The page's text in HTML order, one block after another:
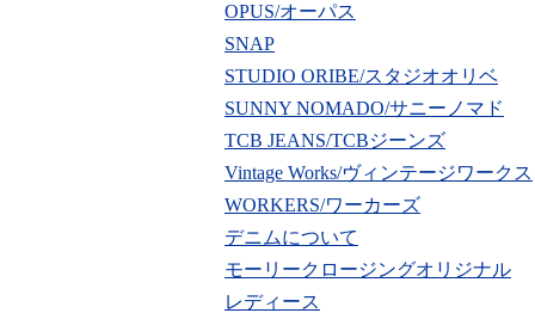
OPUS/オーパス
SNAP
STUDIO ORIBE/スタジオオリベ
SUNNY NOMADO/サニーノマド
TCB JEANS/TCBジーンズ
Vintage Works/ヴィンテージワークス
WORKERS/ワーカーズ
デニムについて
モーリークロージングオリジナル
レディース